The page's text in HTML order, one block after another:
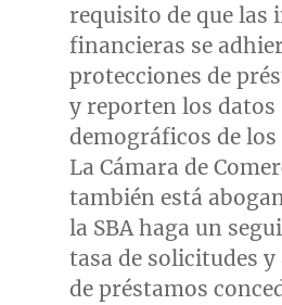
requisito de que las
financieras se
protecciones de
y reporten los datos
demográficos de
La Cámara de
también está
la SBA haga un
tasa de solicitudes
de préstamos